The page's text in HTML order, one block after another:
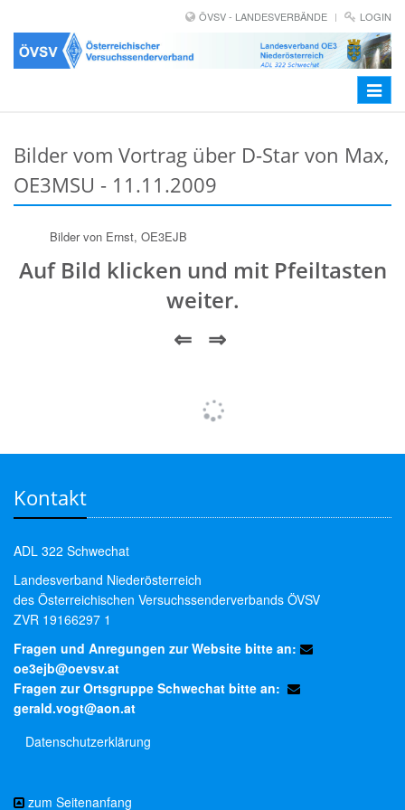
ÖVSV - LANDESVERBÄNDE LOGIN
Toggle
Bilder vom Vortrag über D-Star von Max,
OE3MSU - 11.11.2009
Bilder von Ernst, OE3EJB
Auf Bild klicken und mit Pfeiltasten
weiter.
⇐ ⇒
Kontakt
ADL 322 Schwechat
Landesverband Niederösterreich
des Österreichischen Versuchssenderverbands ÖVSV
ZVR 19166297 1
Fragen und Anregungen zur Website bitte an:
oe3ejb@oevsv.at
Fragen zur Ortsgruppe Schwechat bitte an:
gerald.vogt@aon.at
Datenschutzerklärung
zum Seitenanfang